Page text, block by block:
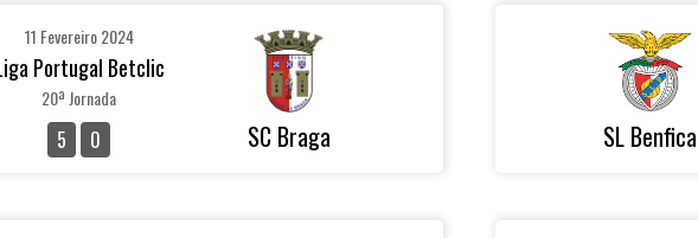
11 Fevereiro 2024
Portugal Betclic
20ª Jornada
5 0 SC Braga SL Benfica